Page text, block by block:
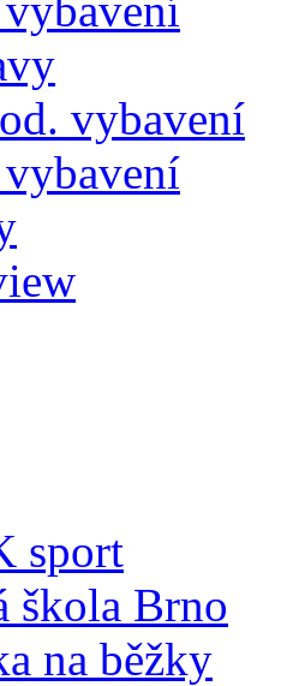
vybavení
sport
škola Brno
na běžky